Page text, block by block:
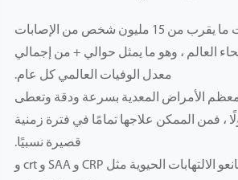
كإحصائيات لمن يموت ما يقرب من 15 مليون شخص من الإصابات
العالم ، وهو ما يمثل حوالي + من إجمالي
معدل الوفيات العالمي كل عام.
الأمراض المعدية بسرعة ودقة وتعطى
، فمن الممكن علاجها تمامًا في فترة زمنية
قصيرة نسبيًا.
يمكن أن تساعد صانعو الالتهابات الحيوية مثل CRP و SAA و crt و